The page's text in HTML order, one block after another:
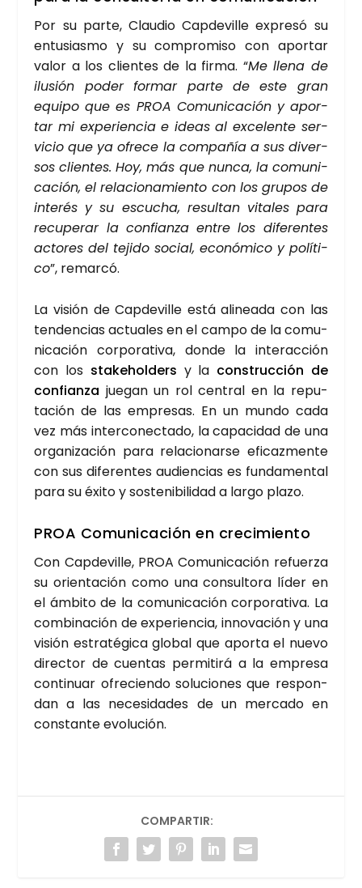
Por su par­te, Clau­dio Cap­de­vi­lle expre­só su
entu­sias­mo y su com­pro­mi­so con apor­tar
valor a los clien­tes de la fir­ma. “Me lle­na de
ilu­sión poder for­mar par­te de este gran
equi­po que es PROA Comu­ni­ca­ción y apor­
tar mi expe­rien­cia e ideas al exce­len­te ser­
vi­cio que ya ofre­ce la com­pa­ñía a sus diver­
sos clien­tes. Hoy, más que nun­ca, la comu­ni­
ca­ción, el rela­cio­na­mien­to con los gru­pos de
inte­rés y su escu­cha, resul­tan vita­les para
recu­pe­rar la con­fian­za entre los dife­ren­tes
acto­res del teji­do social, eco­nó­mi­co y polí­ti­
co”, remar­có.
La visión de Cap­de­vi­lle está ali­nea­da con las
ten­den­cias actua­les en el cam­po de la comu­
ni­ca­ción cor­po­ra­ti­va, don­de la inter­ac­ción
con los sta­kehol­ders y la cons­truc­ción de
con­fian­za jue­gan un rol cen­tral en la repu­
tación de las empre­sas. En un mun­do cada
vez más inter­co­nec­ta­do, la capa­ci­dad de una
orga­ni­za­ción para rela­cio­nar­se efi­caz­men­te
con sus dife­ren­tes audien­cias es fun­da­men­tal
para su éxi­to y sos­te­ni­bi­li­dad a lar­go pla­zo.
PROA Comu­ni­ca­ción en cre­ci­mien­to
Con Cap­de­vi­lle, PROA Comu­ni­ca­ción refuer­za
su orien­ta­ción como una con­sul­to­ra líder en
el ámbi­to de la comu­ni­ca­ción cor­po­ra­ti­va. La
com­bi­na­ción de expe­rien­cia, inno­va­ción y una
visión estra­té­gi­ca glo­bal que apor­ta el nue­vo
direc­tor de cuen­tas per­mi­ti­rá a la empre­sa
con­ti­nuar ofre­cien­do solu­cio­nes que res­pon­
dan a las nece­si­da­des de un mer­ca­do en
cons­tan­te evo­lu­ción.
COMPARTIR: